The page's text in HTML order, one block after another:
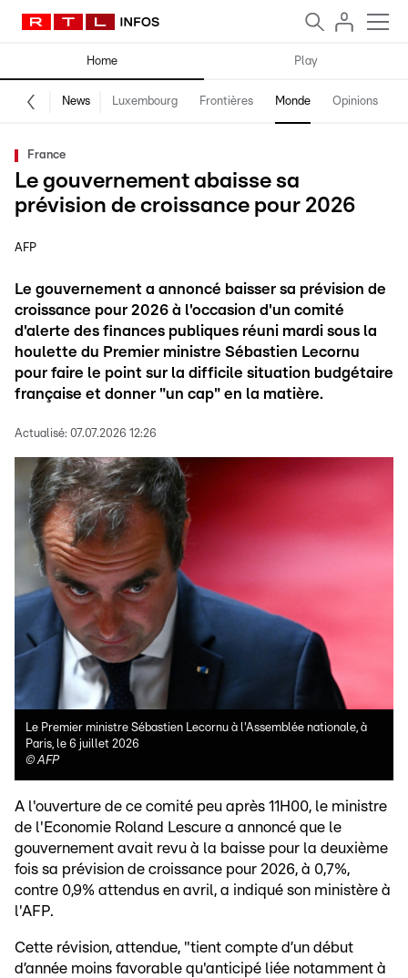
Home Play
News Luxembourg Frontières Monde Opinions
France
Le gouvernement abaisse sa
prévision de croissance pour 2026
AFP
Le gouvernement a annoncé baisser sa prévision de
croissance pour 2026 à l'occasion d'un comité
d'alerte des finances publiques réuni mardi sous la
houlette du Premier ministre Sébastien Lecornu
pour faire le point sur la difficile situation budgétaire
française et donner "un cap" en la matière.
Actualisé: 07.07.2026 12:26
Le Premier ministre Sébastien Lecornu à l'Assemblée nationale, à
Paris, le 6 juillet 2026
©AFP
A l'ouverture de ce comité peu après 11H00, le ministre
de l'Economie Roland Lescure a annoncé que le
gouvernement avait revu à la baisse pour la deuxième
fois sa prévision de croissance pour 2026, à 0,7%,
contre 0,9% attendus en avril, a indiqué son ministère à
l'AFP.
Cette révision, attendue, "tient compte d’un début
d’année moins favorable qu'anticipé liée notamment à